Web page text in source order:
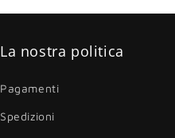
La nostra politica
Pagamenti
Spedizioni